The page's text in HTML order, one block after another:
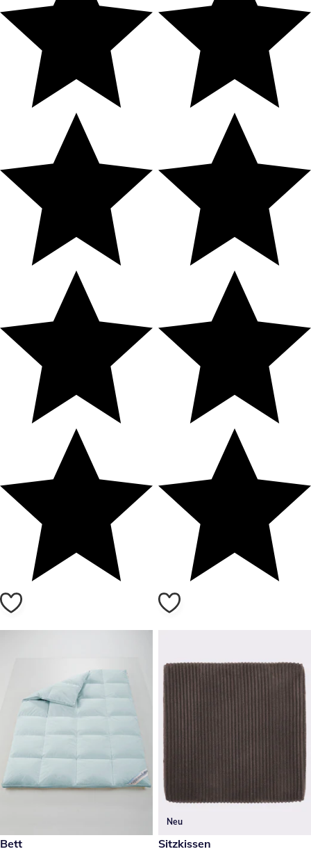
169,00 €
Bett
Neu
14,99 €
Sitzkissen